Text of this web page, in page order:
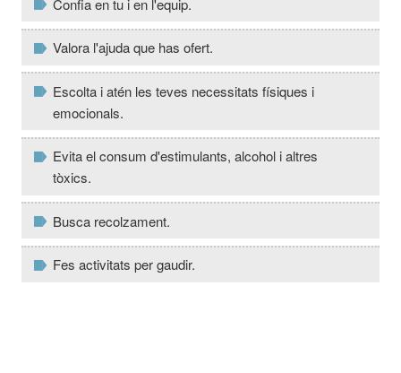
Confia en tu i en l'equip.
Valora l'ajuda que has ofert.
Escolta i atén les teves necessitats físiques i
emocionals.
Evita el consum d'estimulants, alcohol i altres
tòxics.
Busca recolzament.
Fes activitats per gaudir.